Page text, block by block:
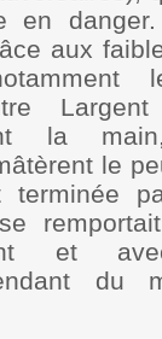
en
aux
la
le
terminée
et
du